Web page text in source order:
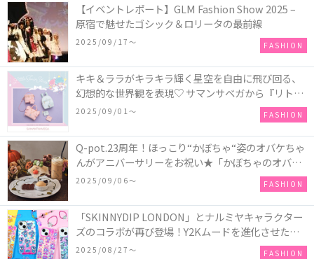
【イベントレポート】GLM Fashion Show 2025 –
原宿で魅せたゴシック＆ロリータの最前線
2025/09/17〜 FASHION
キキ＆ララがキラキラ輝く星空を自由に飛び回る、
幻想的な世界観を表現♡ サマンサベガから『リトル
ツインスターズ』50周年アニバーサリーイヤー』を
2025/09/01〜 FASHION
Q-pot.23周年！ほっこり“かぼちゃ“姿のオバケちゃ
んがアニバーサリーをお祝い★「かぼちゃのオバケ
ーキアクセサリー」が新発売！Q-pot CAFE.では
「かぼちゃのオバケーキプレート」も登場
2025/09/06〜 FASHION
「SKINNYDIP LONDON」とナルミヤキャラクター
ズのコラボが再び登場！Y2Kムードを進化させた新
作コレクションを発売♪
2025/08/27〜 FASHION